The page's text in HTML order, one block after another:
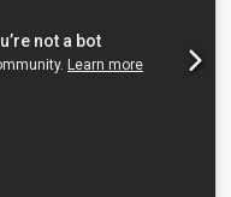
BJ.2009 Leistung
/ 400 mm Max.
mit Windows CE